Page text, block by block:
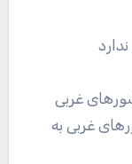
غربی به